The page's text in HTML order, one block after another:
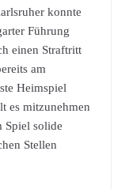
konnte
Führung
einen Straftritt
am
Heimspiel
es mitzunehmen
Spiel solide
Stellen